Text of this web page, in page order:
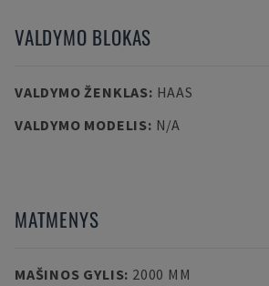
VALDYMO BLOKAS
VALDYMO ŽENKLAS: HAAS
VALDYMO MODELIS: N/A
MATMENYS
MAŠINOS GYLIS: 2000 MM